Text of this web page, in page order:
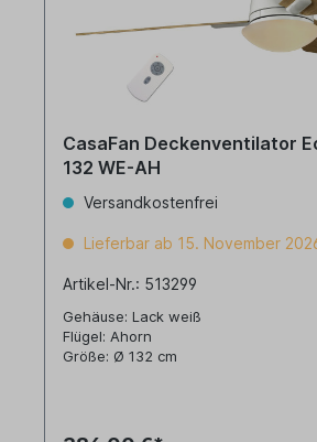
CasaFan Deckenventilator
132 WE-AH
Versandkostenfrei
Lieferbar ab 15. November
Artikel-Nr.: 513299
Gehäuse: Lack weiß
Flügel: Ahorn
Größe: Ø 132 cm